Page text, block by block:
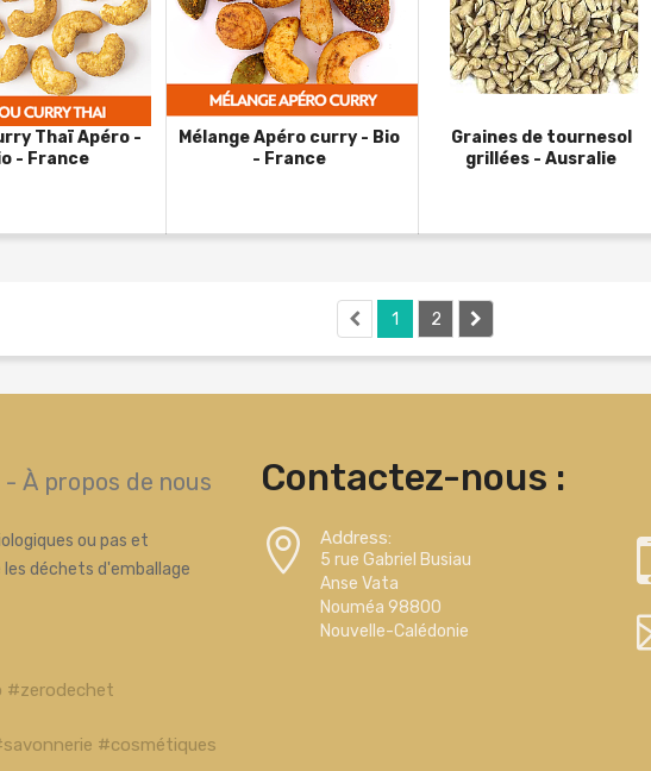
Thaï Apéro -
- France
Mélange Apéro curry - Bio
- France
Graines de tournesol
grillées - Ausralie
1 2
- À propos de nous
ou pas et
déchets d'emballage
#zerodechet
#cosmétiques
Contactez-nous :
Address:
5 rue Gabriel Busiau
Anse Vata
Nouméa 98800
Nouvelle-Calédonie